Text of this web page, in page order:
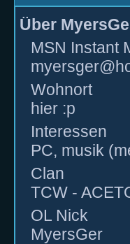
Über
MSN Instant
Wohnort
hier :p
Interessen
PC, musik
Clan
TCW -
OL Nick
MyersGer